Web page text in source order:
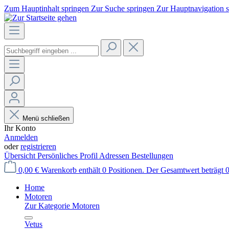
Zum Hauptinhalt springen Zur Suche springen Zur Hauptnavigation
Menü schließen
Ihr Konto
Anmelden
oderregistrieren
Übersicht Persönliches Profil Adressen Bestellungen
0,00 € Warenkorb enthält 0 Positionen. Der Gesamtwert beträgt
Home
Motoren
Zur Kategorie Motoren
Vetus